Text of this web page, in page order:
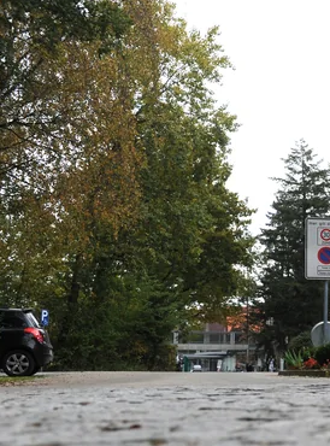
wahrheit
verlag
verlag
veranstaltungen
shop
fragen & hilfe
unterstützen
abo
genossenschaft